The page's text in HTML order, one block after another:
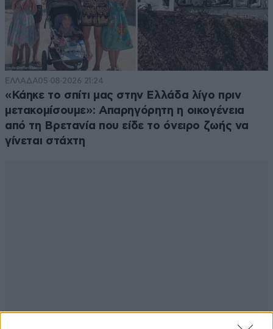
ΕΛΛΑΔΑ05·08·2026 21:24
«Κάηκε το σπίτι μας στην Ελλάδα λίγο πριν
μετακομίσουμε»: Απαρηγόρητη η οικογένεια
από τη Βρετανία που είδε το όνειρο ζωής να
γίνεται στάχτη